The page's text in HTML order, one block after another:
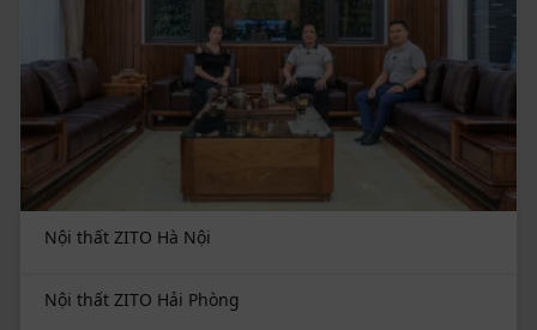
Nội thất ZITO Hà Nội
Nội thất ZITO Hải Phòng